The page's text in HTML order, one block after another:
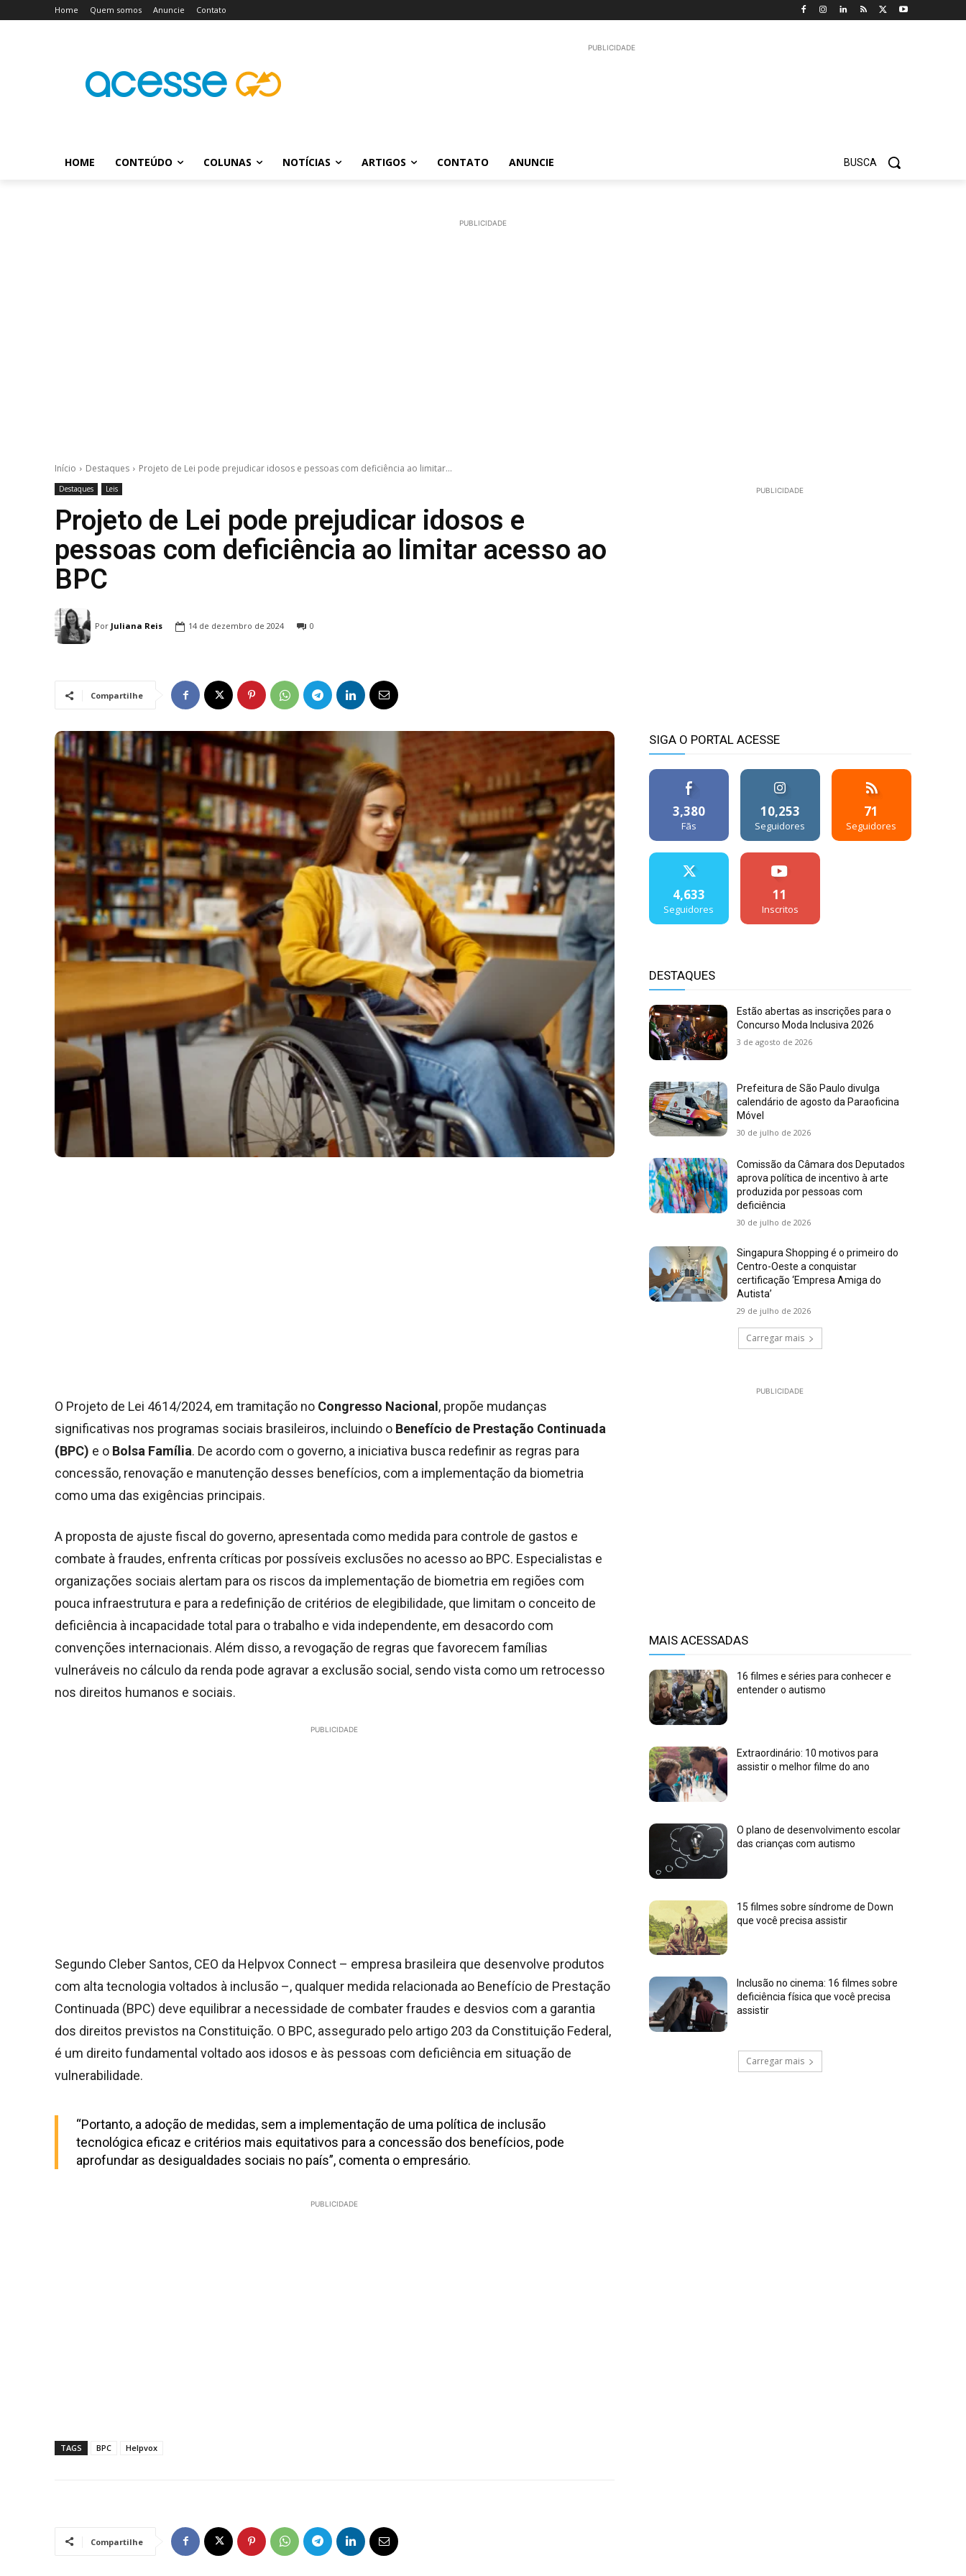
Home Quem somos Anuncie Contato
PUBLICIDADE
HOME CONTEÚDO COLUNAS NOTÍCIAS ARTIGOS CONTATO ANUNCIE BUSCA
PUBLICIDADE
Início Destaques Projeto de Lei pode prejudicar idosos e pessoas com deficiência ao limitar...
Destaques Leis
Projeto de Lei pode prejudicar idosos e
pessoas com deficiência ao limitar acesso ao
BPC
Por Juliana Reis 14 de dezembro de 2024 0
Compartilhe
O Projeto de Lei 4614/2024, em tramitação no Congresso Nacional, propõe mudanças
significativas nos programas sociais brasileiros, incluindo o Benefício de Prestação Continuada
(BPC) e o Bolsa Família. De acordo com o governo, a iniciativa busca redefinir as regras para
concessão, renovação e manutenção desses benefícios, com a implementação da biometria
como uma das exigências principais.
A proposta de ajuste fiscal do governo, apresentada como medida para controle de gastos e
combate à fraudes, enfrenta críticas por possíveis exclusões no acesso ao BPC. Especialistas e
organizações sociais alertam para os riscos da implementação de biometria em regiões com
pouca infraestrutura e para a redefinição de critérios de elegibilidade, que limitam o conceito de
deficiência à incapacidade total para o trabalho e vida independente, em desacordo com
convenções internacionais. Além disso, a revogação de regras que favorecem famílias
vulneráveis no cálculo da renda pode agravar a exclusão social, sendo vista como um retrocesso
nos direitos humanos e sociais.
PUBLICIDADE
Segundo Cleber Santos, CEO da Helpvox Connect – empresa brasileira que desenvolve produtos
com alta tecnologia voltados à inclusão –, qualquer medida relacionada ao Benefício de Prestação
Continuada (BPC) deve equilibrar a necessidade de combater fraudes e desvios com a garantia
dos direitos previstos na Constituição. O BPC, assegurado pelo artigo 203 da Constituição Federal,
é um direito fundamental voltado aos idosos e às pessoas com deficiência em situação de
vulnerabilidade.
“Portanto, a adoção de medidas, sem a implementação de uma política de inclusão
tecnológica eficaz e critérios mais equitativos para a concessão dos benefícios, pode
aprofundar as desigualdades sociais no país”, comenta o empresário.
PUBLICIDADE
TAGS BPC Helpvox
Compartilhe
PUBLICIDADE
SIGA O PORTAL ACESSE
3,380
Fãs
10,253
Seguidores
71
Seguidores
4,633
Seguidores
11
Inscritos
DESTAQUES
Estão abertas as inscrições para o
Concurso Moda Inclusiva 2026
3 de agosto de 2026
Prefeitura de São Paulo divulga
calendário de agosto da Paraoficina
Móvel
30 de julho de 2026
Comissão da Câmara dos Deputados
aprova política de incentivo à arte
produzida por pessoas com
deficiência
30 de julho de 2026
Singapura Shopping é o primeiro do
Centro-Oeste a conquistar
certificação ‘Empresa Amiga do
Autista’
29 de julho de 2026
Carregar mais
PUBLICIDADE
MAIS ACESSADAS
16 filmes e séries para conhecer e
entender o autismo
Extraordinário: 10 motivos para
assistir o melhor filme do ano
O plano de desenvolvimento escolar
das crianças com autismo
15 filmes sobre síndrome de Down
que você precisa assistir
Inclusão no cinema: 16 filmes sobre
deficiência física que você precisa
assistir
Carregar mais